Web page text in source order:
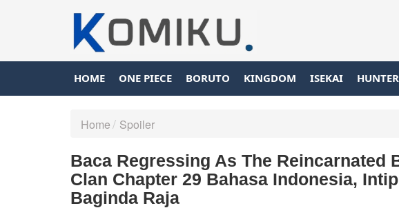
HOME ONE PIECE BORUTO KINGDOM ISEKAI HUNTER
Home Spoiler
Baca Regressing As The Reincarnated
Clan Chapter 29 Bahasa Indonesia,
Baginda Raja